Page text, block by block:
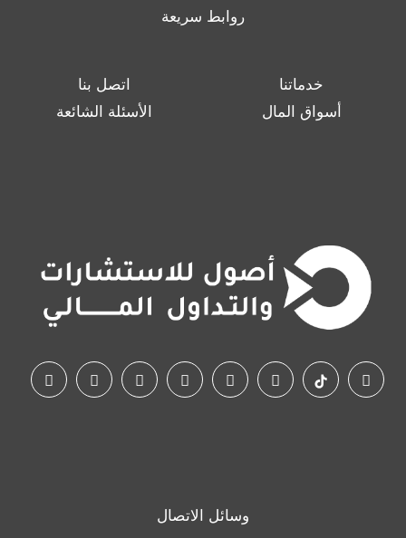
روابط سريعة
خدماتنا
اتصل بنا
أسواق المال
الأسئلة الشائعة
وسائل الاتصال